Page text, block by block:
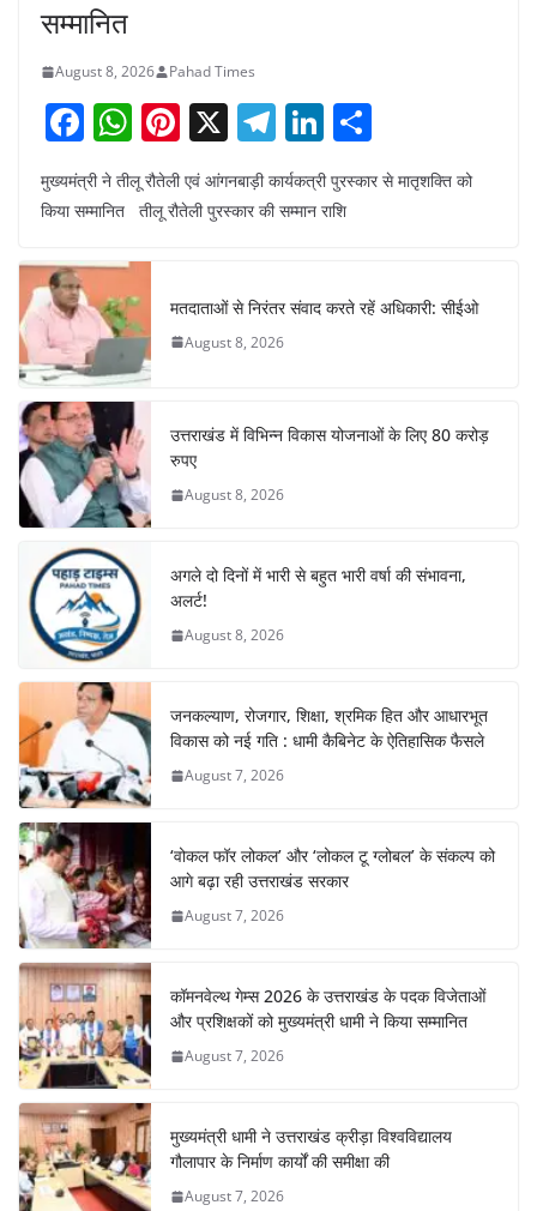
सम्मानित
August 8, 2026 Pahad Times
F
a
c
b
o
o
k
W
h
at
A
p
p
Pi
nt
er
X T
el
e
m
Li
n
k
n
h
ar
मुख्यमंत्री ने तीलू रौतेली एवं आंगनबाड़ी कार्यकत्री पुरस्कार से मातृशक्ति को
किया सम्मानित तीलू रौतेली पुरस्कार की सम्मान राशि
मतदाताओं से निरंतर संवाद करते रहें अधिकारी: सीईओ
August 8, 2026
उत्तराखंड में विभिन्न विकास योजनाओं के लिए 80 करोड़
रुपए
August 8, 2026
अगले दो दिनों में भारी से बहुत भारी वर्षा की संभावना,
अलर्ट!
August 8, 2026
जनकल्याण, रोजगार, शिक्षा, श्रमिक हित और आधारभूत
विकास को नई गति : धामी कैबिनेट के ऐतिहासिक फैसले
August 7, 2026
‘वोकल फॉर लोकल’ और ‘लोकल टू ग्लोबल’ के संकल्प को
आगे बढ़ा रही उत्तराखंड सरकार
August 7, 2026
कॉमनवेल्थ गेम्स 2026 के उत्तराखंड के पदक विजेताओं
और प्रशिक्षकों को मुख्यमंत्री धामी ने किया सम्मानित
August 7, 2026
मुख्यमंत्री धामी ने उत्तराखंड क्रीड़ा विश्वविद्यालय
गौलापार के निर्माण कार्यों की समीक्षा की
August 7, 2026